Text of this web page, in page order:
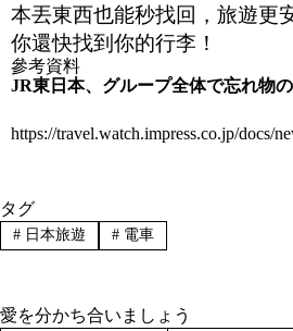
本丟東西也能秒找回，旅遊更
你還快找到你的行李！
參考資料
JR東日本、グループ全体で忘れ物
https://travel.watch.impress.co.jp/docs/
タグ
#日本旅遊 #電車
愛を分かち合いましょう